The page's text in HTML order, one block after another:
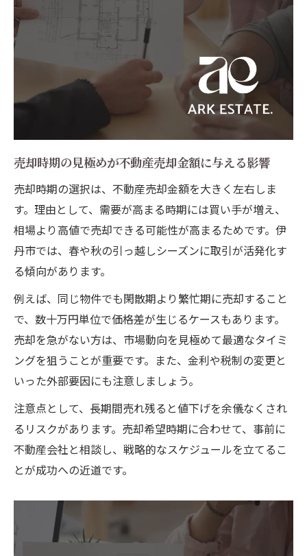
売却時期の見極めが不動産売却金額に与える影響
売却時期の選択は、不動産売却金額を大きく左右しま
す。理由として、需要が高まる時期には買い手が増え、
相場より高値で売却できる可能性が高まるためです。伊
丹市では、春や秋の引っ越しシーズンに取引が活発化す
る傾向があります。
例えば、同じ物件でも閑散期より繁忙期に売却すること
で、数十万円単位で価格差が生じるケースもあります。
売却を急がない方は、市場動向を見極めて最適なタイミ
ングを狙うことが重要です。また、金利や税制の変更と
いった外部要因にも注意しましょう。
注意点として、長期間売れ残ると値下げを余儀なくされ
るリスクがあります。売却希望時期に合わせて、事前に
不動産会社と相談し、戦略的なスケジュールを立てるこ
とが成功への近道です。